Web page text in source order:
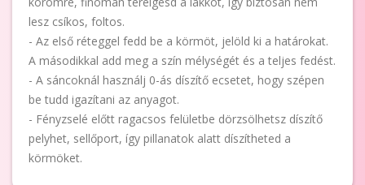
lesz csíkos, foltos.
- Az első réteggel fedd be a körmöt, jelöld ki a határokat.
A másodikkal add meg a szín mélységét és a teljes fedést.
- A sáncoknál használj 0-ás díszítő ecsetet, hogy szépen
be tudd igazítani az anyagot.
- Fényzselé előtt ragacsos felületbe dörzsölhetsz díszítő
pelyhet, sellőport, így pillanatok alatt díszítheted a
körmöket.